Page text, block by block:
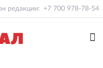
редакции: +7 700 978-78-54